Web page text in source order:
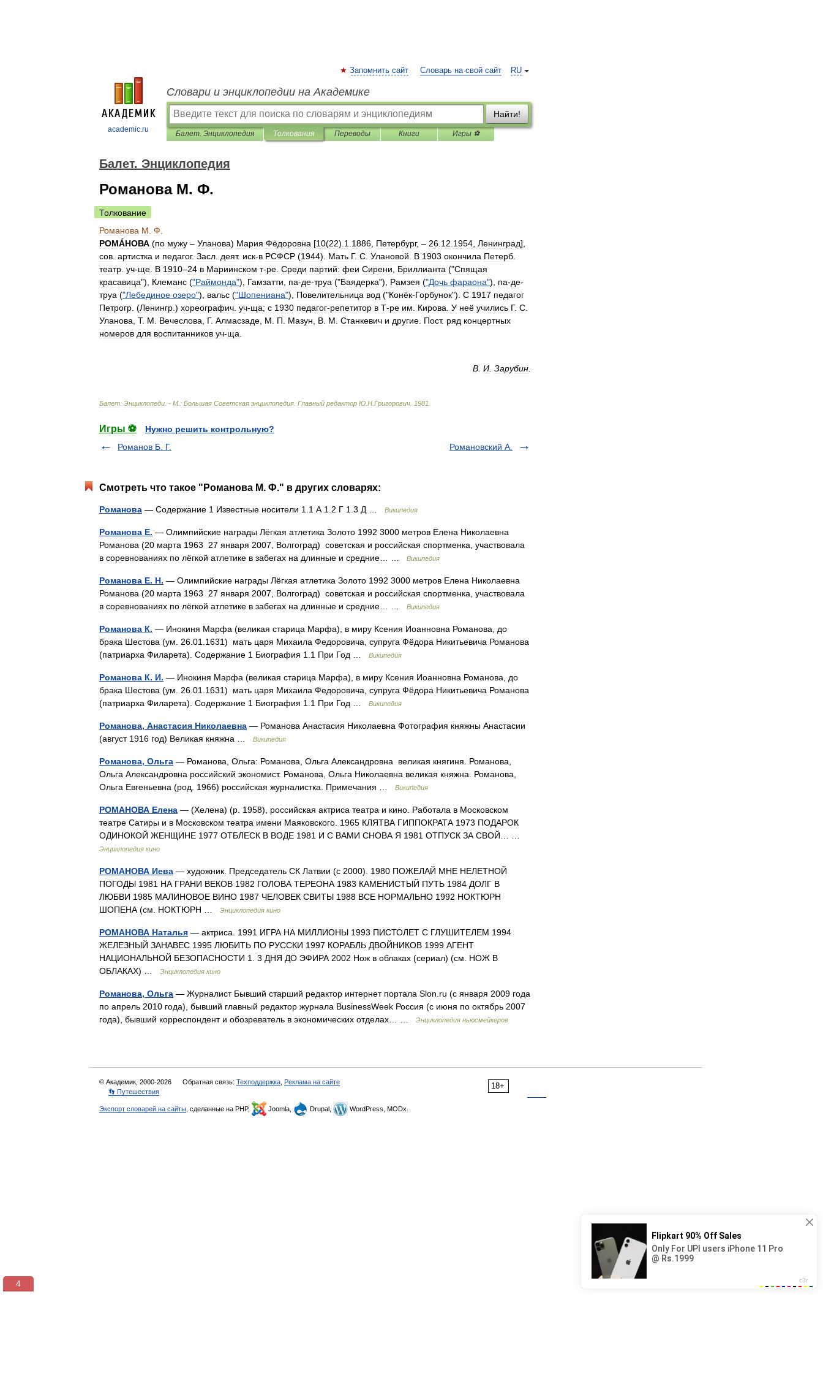
academic.ru
RU
Запомнить сайт Словарь на свой сайт
Словари и энциклопедии на Академике
Найти!
Балет. Энциклопедия Толкования Переводы Книги Игры ⚽
Балет. Энциклопедия
Романова М. Ф.
Толкование
Романова М Ф
РОМÁНОВА (по мужу – Уланова) Мария Фёдоровна [10(22). 1 1886 Петербург, – 26 12 1954 Ленинград],
сов артистка и педагог. Засл деят. иск-в РСФСР (1944). Мать Г. С Улановой В 1903 окончила Петерб
театр уч-ще В 1910–24 в Мариинском т-ре Среди партий: феи Сирени Бриллианта ("Спящая
красавица"), Клеманс ("Раймонда"), Гамзатти па-де-труа ("Баядерка"), Рамзея ("Дочь фараона"), па-де-
труа ("Лебединое озеро"), вальс ("Шопениана"), Повелительница вод ("Конёк-Горбунок"). С 1917 педагог
Петрогр . (Ленингр .) хореографич уч-ща; с 1930 педагог-репетитор в Т-ре им Кирова У неё учились Г. С
Уланова Т. М Вечеслова Г. Алмасзаде М П Мазун В М Станкевич и другие Пост. ряд концертных
номеров для воспитанников уч-ща
В И Зарубин
Балет Энциклопеди . - М : Большая Советская энциклопедия Главный редактор Ю Н Григорович 1981
Игры ⚽
Нужно решить контрольную?
Романов Б. Г.
Романовский А.
Смотреть что такое "Романова М. Ф." в других словарях:
Романова — Содержание 1 Известные носители 1.1 А 1.2 Г 1.3 Д … Википедия
Романова Е. — Олимпийские награды Лёгкая атлетика Золото 1992 3000 метров Елена Николаевна
Романова (20 марта 1963 27 января 2007, Волгоград) советская и российская спортменка, участвовала
в соревнованиях по лёгкой атлетике в забегах на длинные и средние… …
Википедия
Романова Е. Н. — Олимпийские награды Лёгкая атлетика Золото 1992 3000 метров Елена Николаевна
Романова (20 марта 1963 27 января 2007, Волгоград) советская и российская спортменка, участвовала
в соревнованиях по лёгкой атлетике в забегах на длинные и средние… …
Википедия
Романова К. — Инокиня Марфа (великая старица Марфа), в миру Ксения Иоанновна Романова, до
брака Шестова (ум. 26.01.1631) мать царя Михаила Федоровича, супруга Фёдора Никитьевича Романова
(патриарха Филарета). Содержание 1 Биография 1.1 При Год …
Википедия
Романова К. И. — Инокиня Марфа (великая старица Марфа), в миру Ксения Иоанновна Романова, до
брака Шестова (ум. 26.01.1631) мать царя Михаила Федоровича, супруга Фёдора Никитьевича Романова
(патриарха Филарета). Содержание 1 Биография 1.1 При Год …
Википедия
Романова, Анастасия Николаевна — Романова Анастасия Николаевна Фотография княжны Анастасии
(август 1916 год) Великая княжна …
Википедия
Романова, Ольга — Романова, Ольга: Романова, Ольга Александровна великая княгиня. Романова,
Ольга Александровна российский экономист. Романова, Ольга Николаевна великая княжна. Романова,
Ольга Евгеньевна (род. 1966) российская журналистка. Примечания …
Википедия
РОМАНОВА Елена — (Хелена) (р. 1958), российская актриса театра и кино. Работала в Московском
театре Сатиры и в Московском театра имени Маяковского. 1965 КЛЯТВА ГИППОКРАТА 1973 ПОДАРОК
ОДИНОКОЙ ЖЕНЩИНЕ 1977 ОТБЛЕСК В ВОДЕ 1981 И С ВАМИ СНОВА Я 1981 ОТПУСК ЗА СВОЙ… …
Энциклопедия кино
РОМАНОВА Иева — художник. Председатель СК Латвии (с 2000). 1980 ПОЖЕЛАЙ МНЕ НЕЛЕТНОЙ
ПОГОДЫ 1981 НА ГРАНИ ВЕКОВ 1982 ГОЛОВА ТЕРЕОНА 1983 КАМЕНИСТЫЙ ПУТЬ 1984 ДОЛГ В
ЛЮБВИ 1985 МАЛИНОВОЕ ВИНО 1987 ЧЕЛОВЕК СВИТЫ 1988 ВСЕ НОРМАЛЬНО 1992 НОКТЮРН
ШОПЕНА (см. НОКТЮРН …
Энциклопедия кино
РОМАНОВА Наталья — актриса. 1991 ИГРА НА МИЛЛИОНЫ 1993 ПИСТОЛЕТ С ГЛУШИТЕЛЕМ 1994
ЖЕЛЕЗНЫЙ ЗАНАВЕС 1995 ЛЮБИТЬ ПО РУССКИ 1997 КОРАБЛЬ ДВОЙНИКОВ 1999 АГЕНТ
НАЦИОНАЛЬНОЙ БЕЗОПАСНОСТИ 1. 3 ДНЯ ДО ЭФИРА 2002 Нож в облаках (сериал) (см. НОЖ В
ОБЛАКАХ) …
Энциклопедия кино
Романова, Ольга — Журналист Бывший старший редактор интернет портала Slon.ru (с января 2009 года
по апрель 2010 года), бывший главный редактор журнала BusinessWeek Россия (с июня по октябрь 2007
года), бывший корреспондент и обозреватель в экономических отделах… …
Энциклопедия ньюсмейкеров
18+
© Академик, 2000-2026 Обратная связь: Техподдержка Реклама на сайте
👣 Путешествия
Экспорт словарей на сайты , сделанные на PHP, Joomla, Drupal, WordPress, MODx.
4